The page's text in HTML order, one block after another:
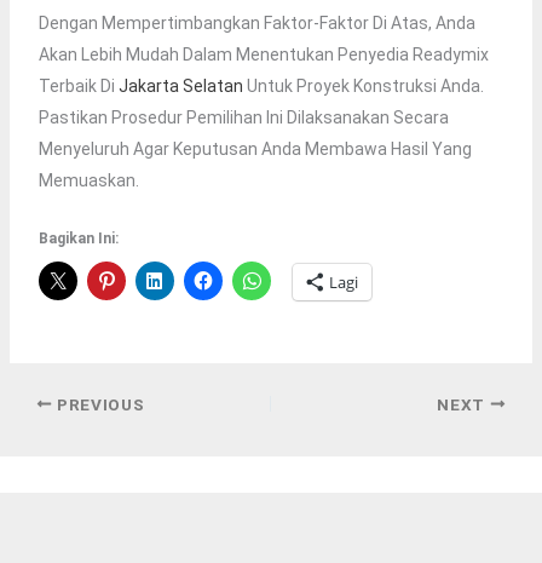
Dengan Mempertimbangkan Faktor-Faktor Di Atas, Anda
Akan Lebih Mudah Dalam Menentukan Penyedia Readymix
Terbaik Di Jakarta Selatan Untuk Proyek Konstruksi Anda.
Pastikan Prosedur Pemilihan Ini Dilaksanakan Secara
Menyeluruh Agar Keputusan Anda Membawa Hasil Yang
Memuaskan.
Bagikan Ini:
Lagi
PREVIOUS NEXT